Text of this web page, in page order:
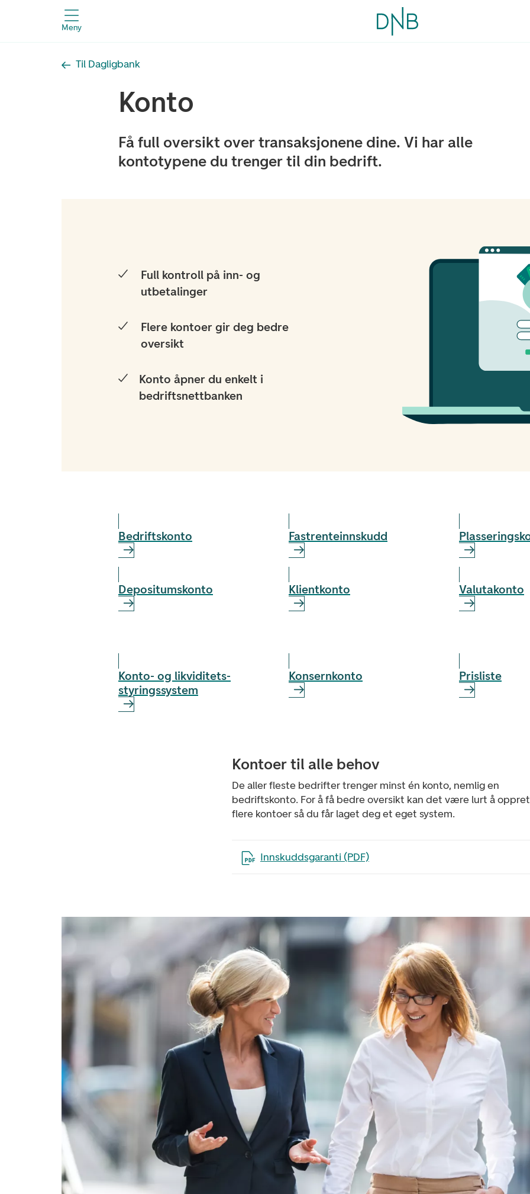
Meny
Til Dagligbank
Konto
Få full oversikt over transaksjonene dine. Vi har alle
kontotypene du trenger til din bedrift.
Full kontroll på inn- og
utbetalinger
Flere kontoer gir deg bedre
oversikt
Konto åpner du enkelt i
bedriftsnettbanken
Bedriftskonto Fastrenteinnskudd
Depositumskonto Klientkonto Valutakonto
Konto- og likviditets­
styringssystem
Konsernkonto Prisliste
Kontoer til alle behov
De aller fleste bedrifter trenger minst én konto, nemlig en
bedriftskonto. For å få bedre oversikt kan det være lurt å
flere kontoer så du får laget deg et eget system.
Innskuddsgaranti (PDF)
Åpne filen i en ny fane